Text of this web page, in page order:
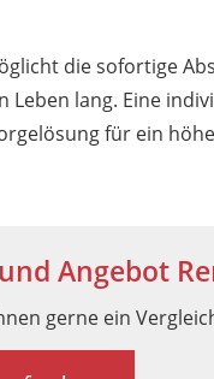
die sofortige
Leben lang. Eine
für ein
Angebot
gerne ein